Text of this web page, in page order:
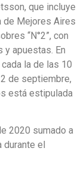
que incluye
de Mejores Aires
“N°2”, con
apuestas. En
la de las 10
de septiembre,
está estipulada
2020 sumado a
durante el